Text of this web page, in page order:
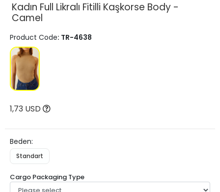
Kadın Full Likralı Fitilli Kaşkorse Body -
Camel
Product Code: TR-4638
1,73 USD
Beden:
Standart
Cargo Packaging Type